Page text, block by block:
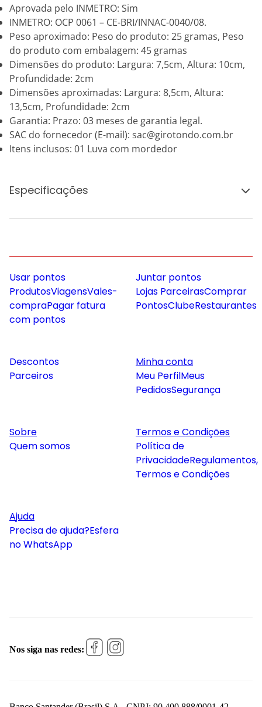
Aprovada pelo INMETRO: Sim
INMETRO: OCP 0061 – CE-BRI/INNAC-0040/08.
Peso aproximado: Peso do produto: 25 gramas, Peso
do produto com embalagem: 45 gramas
Dimensões do produto: Largura: 7,5cm, Altura: 10cm,
Profundidade: 2cm
Dimensões aproximadas: Largura: 8,5cm, Altura:
13,5cm, Profundidade: 2cm
Garantia: Prazo: 03 meses de garantia legal.
SAC do fornecedor (E-mail): sac@girotondo.com.br
Itens inclusos: 01 Luva com mordedor
Especificações
Usar pontos
ProdutosViagensVales-
compraPagar fatura
com pontos
Juntar pontos
Lojas ParceirasComprar
PontosClubeRestaurantes
Descontos
Parceiros
Minha conta
Meu PerfilMeus
PedidosSegurança
Sobre
Quem somos
Termos e Condições
Política de
PrivacidadeRegulamentos,
Termos e Condições
Ajuda
Precisa de ajuda?Esfera
no WhatsApp
Nos siga nas redes: